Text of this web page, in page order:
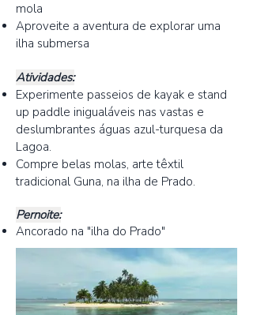
mola
Aproveite a aventura de explorar uma
ilha submersa
Atividades:
Experimente passeios de kayak e stand
up paddle inigualáveis nas vastas e
deslumbrantes águas azul-turquesa da
Lagoa.
Compre belas molas, arte têxtil
tradicional Guna, na ilha de Prado.
Pernoite:
Ancorado na "ilha do Prado"